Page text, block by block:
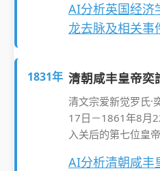
AI分析英国经济
龙去脉及相关事
1831年 清朝咸丰皇帝奕
清文宗爱新觉罗氏·
17日－1861年8月
入关后的第七位皇
AI分析清朝咸丰